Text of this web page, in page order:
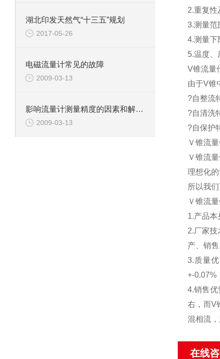
湖北印发天然气“十三五”规划
2017-05-26
电磁流量计常见的故障
2009-03-13
影响流量计测量精度的因素和解决方法1
2009-03-13
2.重复性
3.测量范
4.测量下
5.温度
V锥流量
由于V锥
?自整流
?自清洗
?自保护
Ｖ锥流
Ｖ锥流
理想化
所以我
Ｖ锥流
1.产品
2.厂家
产、销
3.质量
+-0.07%
4.销售
右，而V
混相流
在线